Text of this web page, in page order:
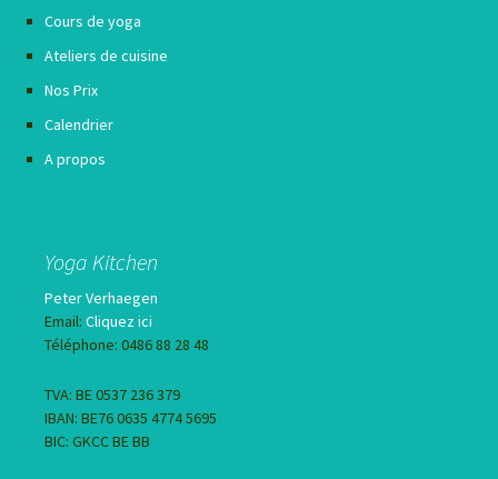
Cours de yoga
Ateliers de cuisine
Nos Prix
Calendrier
A propos
Yoga Kitchen
Peter Verhaegen
Email: Cliquez ici
Téléphone: 0486 88 28 48
TVA: BE 0537 236 379
IBAN: BE76 0635 4774 5695
BIC: GKCC BE BB